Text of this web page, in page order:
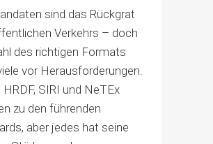
sind das Rückgrat
Verkehrs – doch
des richtigen Formats
vor Herausforderungen.
HRDF, SIRI und NeTEx
zu den führenden
aber jedes hat seine